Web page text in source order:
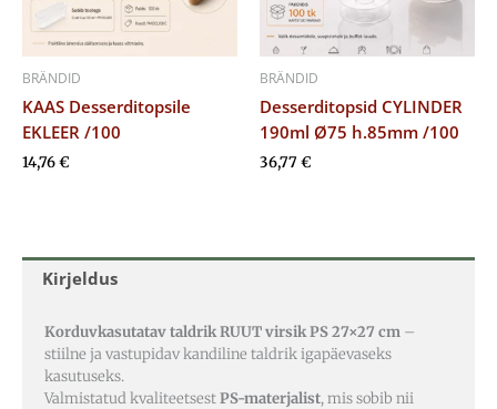
Kirjeldus
Korduvkasutatav taldrik RUUT virsik PS 27×27 cm –
stiilne ja vastupidav kandiline taldrik igapäevaseks
kasutuseks.
Valmistatud kvaliteetsestPS-materjalist, mis sobib nii
BRÄNDID
KAAS Desserditopsile
EKLEER /100
14,76€
BRÄNDID
Desserditopsid CYLINDER
190ml Ø75 h.85mm /100
36,77€